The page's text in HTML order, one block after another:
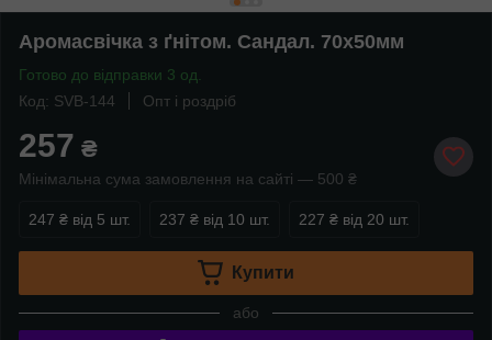
Аромасвічка з ґнітом. Сандал. 70х50мм
Готово до відправки 3 од.
Код: SVB-144
Опт і роздріб
257 ₴
Мінімальна сума замовлення на сайті — 500 ₴
247 ₴ від 5 шт. 237 ₴ від 10 шт. 227 ₴ від 20 шт.
Купити
або